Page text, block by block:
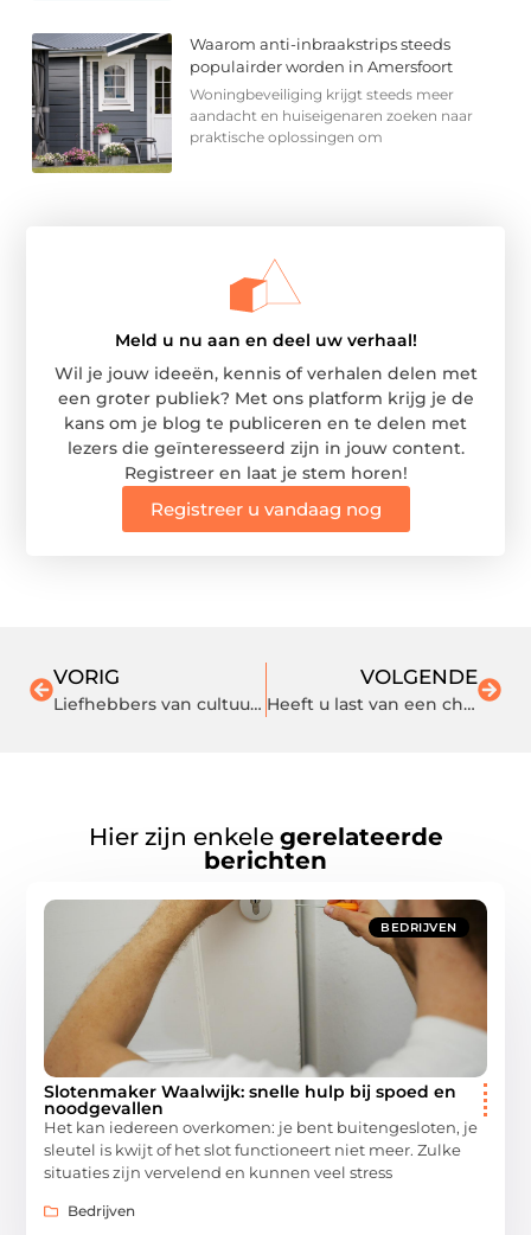
Waarom anti-inbraakstrips steeds
populairder worden in Amersfoort
Woningbeveiliging krijgt steeds meer
aandacht en huiseigenaren zoeken naar
praktische oplossingen om
Meld u nu aan en deel uw verhaal!
Wil je jouw ideeën, kennis of verhalen delen met
een groter publiek? Met ons platform krijg je de
kans om je blog te publiceren en te delen met
lezers die geïnteresseerd zijn in jouw content.
Registreer en laat je stem horen!
Registreer u vandaag nog
VORIG
Liefhebbers van cultuur kunnen zich verheugen op de kunst, muziek en literatuur van Bilbao
VOLGENDE
Heeft u last van een chronische hoest?
Hier zijn enkele gerelateerde
berichten
BEDRIJVEN
Slotenmaker Waalwijk: snelle hulp bij spoed en
noodgevallen
Het kan iedereen overkomen: je bent buitengesloten, je
sleutel is kwijt of het slot functioneert niet meer. Zulke
situaties zijn vervelend en kunnen veel stress
Bedrijven